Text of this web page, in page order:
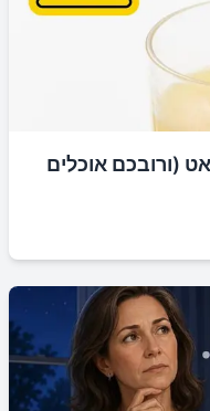
(ורובכם אוכלים